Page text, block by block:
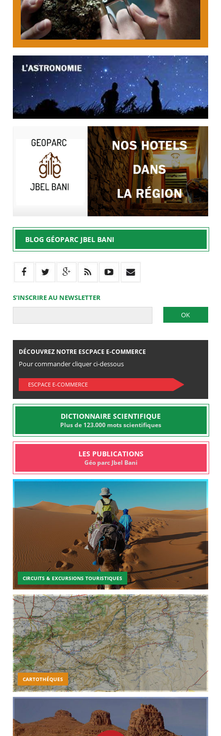
BLOG GÉOPARC JBEL BANI
S’INSCRIRE AU NEWSLETTER
DÉCOUVREZ NOTRE ESCPACE E-COMMERCE
Pour commander cliquer ci-dessous
ESCPACE E-COMMERCE
DICTIONNAIRE SCIENTIFIQUE
Plus de 123.000 mots scientifiques
LES PUBLICATIONS
Géo parc Jbel Bani
CIRCUITS & EXCURSIONS TOURISTIQUES
CARTOTHÉQUES